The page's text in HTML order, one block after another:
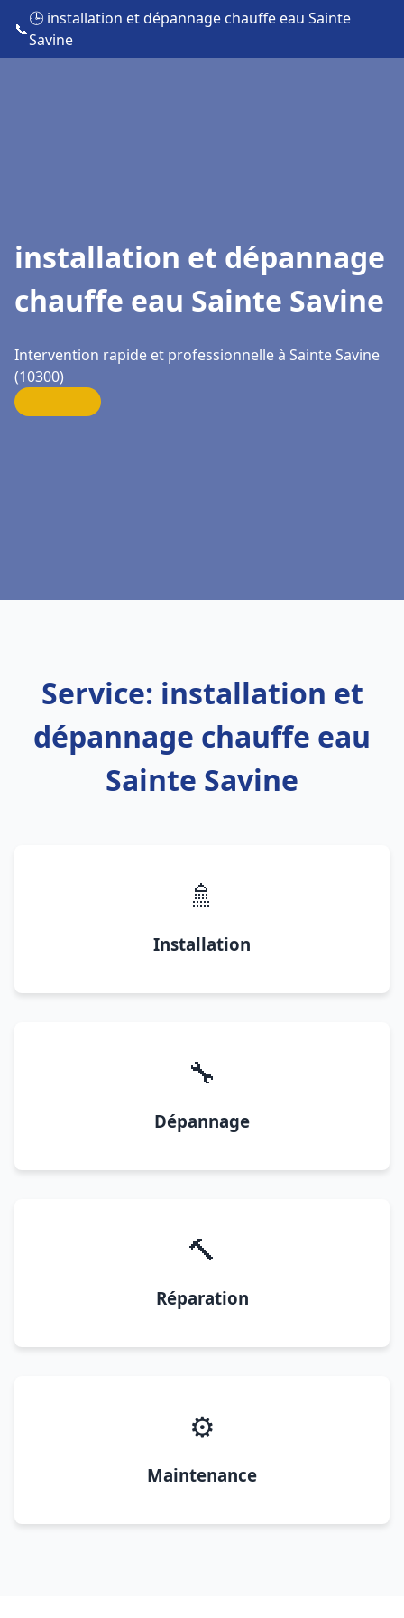
📞
🕒 installation et dépannage chauffe eau Sainte
Savine
installation et dépannage
chauffe eau Sainte Savine
Intervention rapide et professionnelle à Sainte Savine
(10300)
Service: installation et
dépannage chauffe eau
Sainte Savine
🚿
Installation
🔧
Dépannage
🔨
Réparation
⚙️
Maintenance